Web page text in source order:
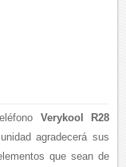
Verykool R28
agradecerá sus
que sean de